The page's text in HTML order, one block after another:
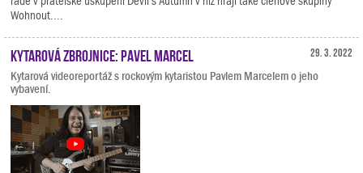
Wohnout....
29. 3. 2022
Kytarová zbrojnice: Pavel Marcel
Kytarová videoreportáž s rockovým kytaristou Pavlem Marcelem o jeho
vybavení.